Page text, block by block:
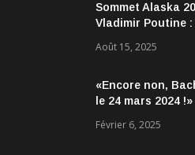
Sommet Alaska
Vladimir Poutine
encourageantes
Août 15, 2025
«Encore non,
le 24 mars 2024 !»
Février 6, 2025